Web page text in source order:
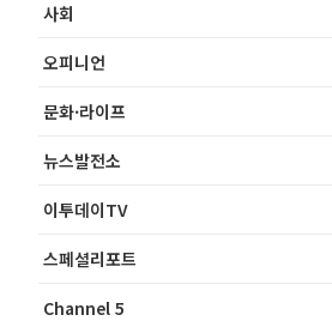
사회
오피니언
문화·라이프
뉴스발전소
이투데이TV
스페셜리포트
Channel 5